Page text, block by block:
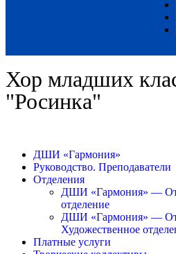
Хор младших
"Росинка"
ДШИ «Гармония»
Руководство. Преподаватели
Отделения
ДШИ «Гармония» —
отделение
ДШИ «Гармония» —
Художественное
Платные услуги